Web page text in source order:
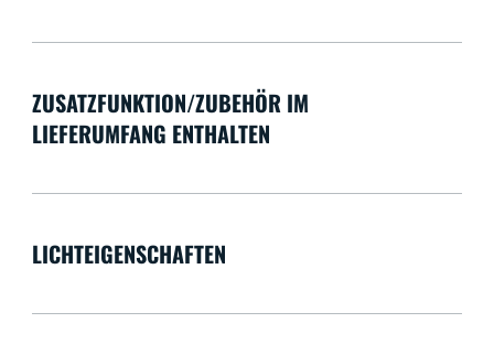
ZUSATZFUNKTION/ZUBEHÖR IM
LIEFERUMFANG ENTHALTEN
LICHTEIGENSCHAFTEN